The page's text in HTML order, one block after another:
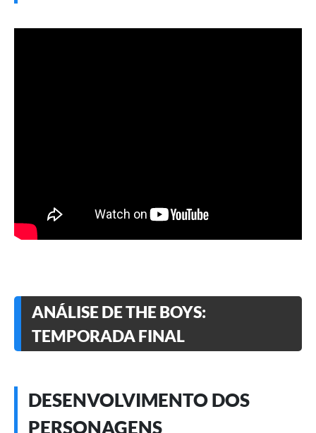
ANÁLISE DE THE BOYS:
TEMPORADA FINAL
DESENVOLVIMENTO DOS
PERSONAGENS